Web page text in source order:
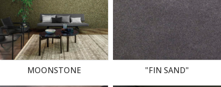
MOONSTONE "FIN SAND"